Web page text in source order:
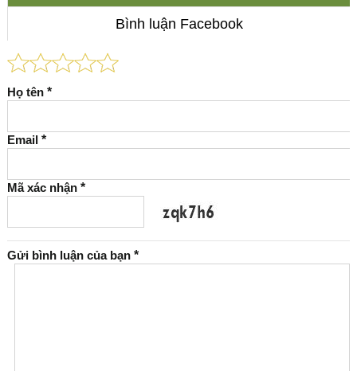
Bình luận Facebook
Họ tên *
Email *
Mã xác nhận *
Gửi bình luận của bạn *